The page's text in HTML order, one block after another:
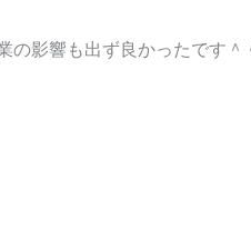
の影響も出ず良かったです＾